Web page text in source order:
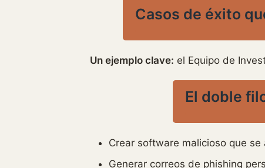
Casos de éxito
Un ejemplo clave: el Equipo de
El doble
Crear software malicioso que
Generar correos de phishing